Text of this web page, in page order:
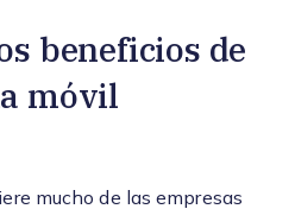
beneficios de
móvil
mucho de las empresas